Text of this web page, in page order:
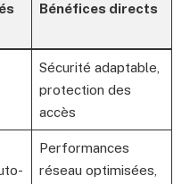
Bénéfices directs
Sécurité adaptable,
protection des
accès
Performances
réseau optimisées,